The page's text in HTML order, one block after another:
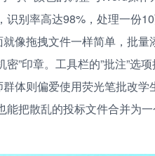
别率高达98%，处理一份
像拖拽文件一样简单，批量
”印章。工具栏的”批注”选
体则偏爱使用荧光笔批改学
能把散乱的投标文件合并为